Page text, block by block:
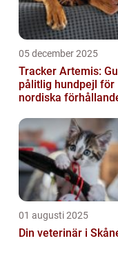
05 december 2025
Tracker Artemis:
pålitlig hundpejl för
nordiska
01 augusti 2025
Din veterinär i